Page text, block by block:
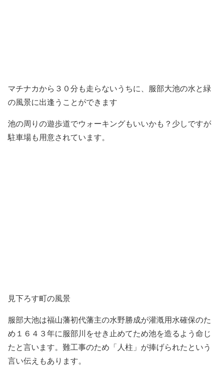
マチナカから３０分も走らないうちに、服部大池の水と緑
の風景に出逢うことができます
池の周りの遊歩道でウォーキングもいいかも？少しですが
駐車場も用意されています。
見下ろす町の風景
服部大池は福山藩初代藩主の水野勝成が灌漑用水確保のた
め１６４３年に服部川をせき止めてため池を造るよう命じ
たと言います。難工事のため「人柱」が捧げられたという
言い伝えもあります。